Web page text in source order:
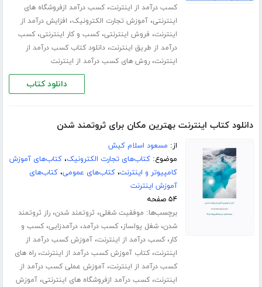
کسب درآمد از اینترنت،کسب درآمد ازفروشگاه های
اینترنتی،آموزش تجارت الکترونیک، افزایش درآمد از
اینترنت، فروش اینترنتی،کسب و کار اینترنتی،کسب
درآمد از طریق اینترنت،دانلود کتاب کسب درآمد از
اینترنت،روش های کسب درآمد از اینترنت
دانلود کتاب
دانلود کتاب اینترنت بهترین مکان برای ثروتمند شدن
از: مسعود اسلام کیش
موضوع:کتاب‌های تجارت الکترونیک،کتاب‌های آموزش
کامپیوتر و اینترنت،کتاب‌های عمومی،کتاب‌های
آموزش اینترنت
۵۴ صفحه
برچسب‌ها: موفقیت شغلی، ثروتمند شدن،راز ثروتمند
شدن،شغل پولساز،کسب درآمد،درآمدزایی،کسب و
کار،کسب درآمد از اینترنت،آموزش کسب درآمد از
اینترنت،کتاب آموزش کسب درآمد از اینترنت،راه های
کسب درآمد از اینترنت،آموزش عملی کسب درآمد از
اینترنت،کسب درآمد ازفروشگاه های اینترنتی،آموزش